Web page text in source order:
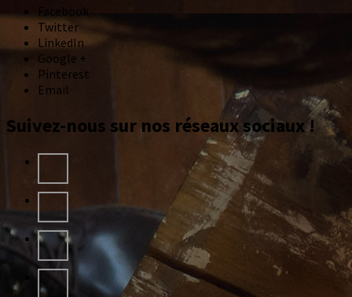
Facebook
Twitter
LinkedIn
Google +
Pinterest
Email
Suivez-nous sur nos réseaux sociaux !